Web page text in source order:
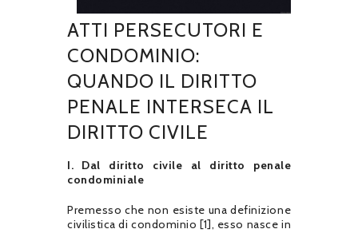
ATTI PERSECUTORI E
CONDOMINIO:
QUANDO IL DIRITTO
PENALE INTERSECA IL
DIRITTO CIVILE
I. Dal diritto civile al diritto penale
condominiale
Premesso che non esiste una definizione
civilistica di condominio [1], esso nasce in